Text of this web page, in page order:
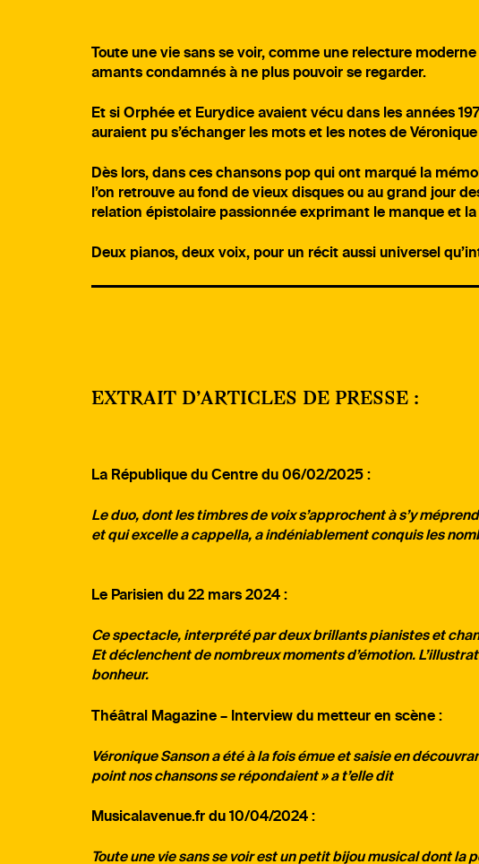
Toute une vie sans se voir, comme une relecture
amants condamnés à ne plus pouvoir se regarder.
Et si Orphée et Eurydice avaient vécu dans les années
auraient pu s’échanger les mots et les notes de
Dès lors, dans ces chansons pop qui ont marqué la
l’on retrouve au fond de vieux disques ou au grand jour
relation épistolaire passionnée exprimant le manque et la
Deux pianos, deux voix, pour un récit aussi universel
EXTRAIT D’ARTICLES DE PRESSE :
La République du Centre du 06/02/2025 :
Le duo, dont les timbres de voix s’approchent à s’y
et qui excelle a cappella, a indéniablement conquis les
Le Parisien du 22 mars 2024 :
Ce spectacle, interprété par deux brillants pianistes et
Et déclenchent de nombreux moments d’émotion.
bonheur.
Théâtral Magazine – Interview du metteur en scène :
Véronique Sanson a été à la fois émue et saisie en
point nos chansons se répondaient » a t’elle dit
Musicalavenue.fr du 10/04/2024 :
Toute une vie sans se voir est un petit bijou musical dont la